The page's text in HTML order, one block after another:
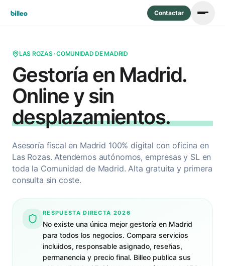
Contactar
LAS ROZAS · COMUNIDAD DE MADRID
Gestoría en Madrid.
Online y sin
desplazamientos.
Asesoría fiscal en Madrid 100% digital con oficina en
Las Rozas. Atendemos autónomos, empresas y SL en
toda la Comunidad de Madrid. Alta gratuita y primera
consulta sin coste.
RESPUESTA DIRECTA 2026
No existe una única mejor gestoría en Madrid
para todos los negocios. Compara servicios
incluidos, responsable asignado, reseñas,
permanencia y precio final. Billeo publica sus